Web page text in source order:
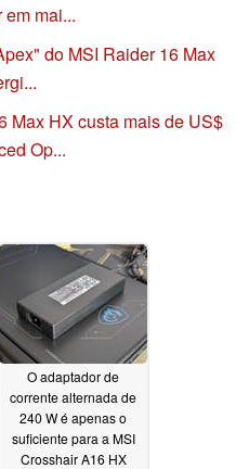
mai...
do MSI Raider 16 Max
Max HX custa mais de US$
Op...
O adaptador de
corrente alternada de
240 W é apenas o
suficiente para a MSI
Crosshair A16 HX